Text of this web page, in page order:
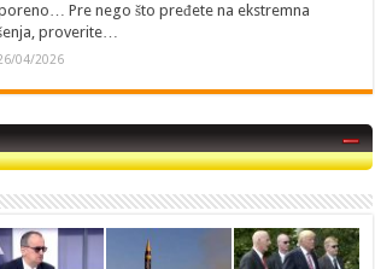
Pre nego što pređete na ekstremna
proverite…
04/2026